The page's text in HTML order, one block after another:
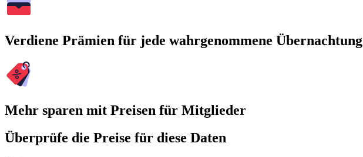
Verdiene Prämien für jede wahrgenommene Übernachtung
Mehr sparen mit Preisen für Mitglieder
Überprüfe die Preise für diese Daten